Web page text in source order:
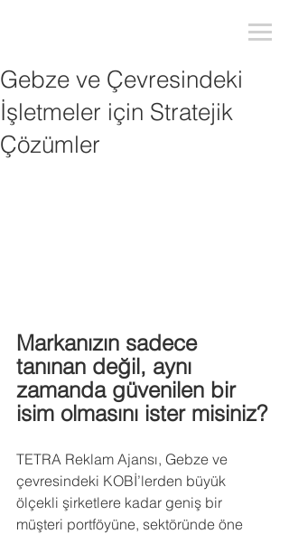
Gebze ve Çevresindeki
İşletmeler için Stratejik
Çözümler
Markanızın sadece
tanınan değil, aynı
zamanda güvenilen bir
isim olmasını ister misiniz?
TETRA Reklam Ajansı, Gebze ve
çevresindeki KOBİ’lerden büyük
ölçekli şirketlere kadar geniş bir
müşteri portföyüne, sektöründe öne